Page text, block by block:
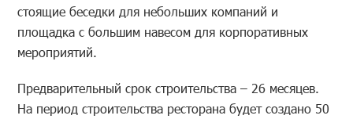
стоящие беседки для небольших компаний и
площадка с большим навесом для корпоративных
мероприятий.
Предварительный срок строительства – 26 месяцев.
На период строительства ресторана будет создано 50